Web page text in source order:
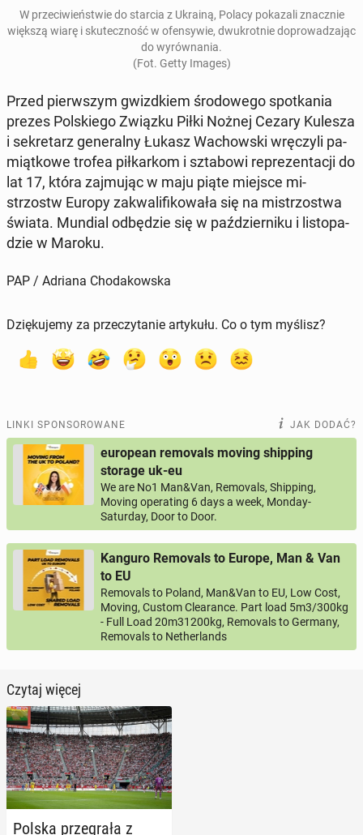
W prze­ci­wień­stwie do starcia z Ukrainą, Polacy po­ka­za­li znacz­nie
większą wiarę i sku­tecz­ność w ofen­sy­wie, dwu­krot­nie do­pro­wa­dza­jąc
do wy­rów­na­nia.
(Fot. Getty Images)
Przed pierw­szym gwizd­kiem śro­do­we­go spo­tka­nia
prezes Pol­skie­go Związku Piłki Nożnej Cezary Kulesza
i se­kre­tarz ge­ne­ral­ny Łukasz Wa­chow­ski wrę­czy­li pa­
miąt­ko­we trofea pił­kar­kom i szta­bo­wi re­pre­zen­ta­cji do
lat 17, która zaj­mu­jąc w maju piąte miejsce mi­
strzostw Europy za­kwa­li­fi­ko­wa­ła się na mi­strzo­stwa
świata. Mundial od­bę­dzie się w paź­dzier­ni­ku i li­sto­pa­
dzie w Maroku.
PAP / Adriana Chodakowska
Dziękujemy za przeczytanie artykułu. Co o tym myślisz?
LINKI SPONSOROWANE JAK DODAĆ?
european removals moving shipping
storage uk-eu
We are No1 Man&Van, Removals, Shipping,
Moving operating 6 days a week, Monday-
Saturday, Door to Door.
Kanguro Removals to Europe, Man & Van
to EU
Removals to Poland, Man&Van to EU, Low Cost,
Moving, Custom Clearance. Part load 5m3/300kg
- Full Load 20m31200kg, Removals to Germany,
Removals to Netherlands
Czytaj więcej
Polska prze­gra­ła z